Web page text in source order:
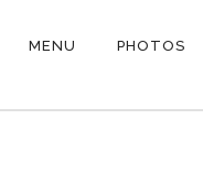
MENU PHOTOS